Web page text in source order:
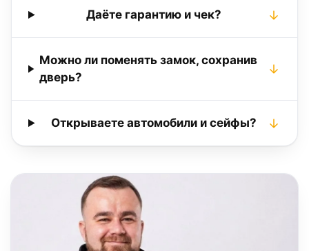
Даёте гарантию и чек?
Можно ли поменять замок, сохранив
дверь?
Открываете автомобили и сейфы?